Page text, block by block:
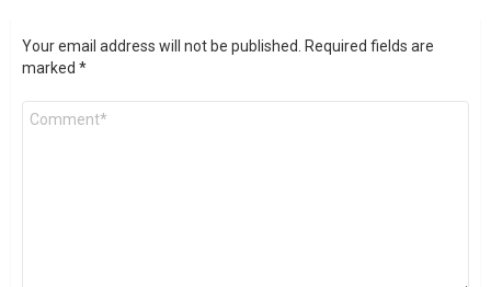
Your email address will not be published.
Required fields are
marked *
Comment